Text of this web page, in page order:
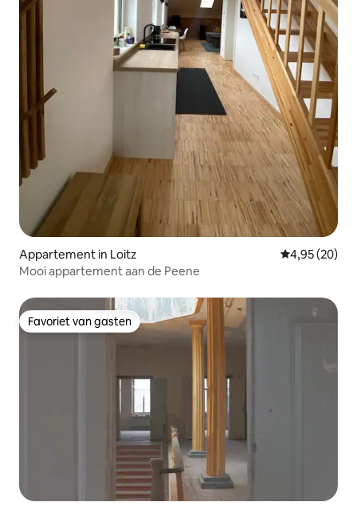
Appartement in Loitz Gemiddelde
4,95 (20)
Mooi appartement aan de Peene
Favoriet van gasten
Favoriet van gasten